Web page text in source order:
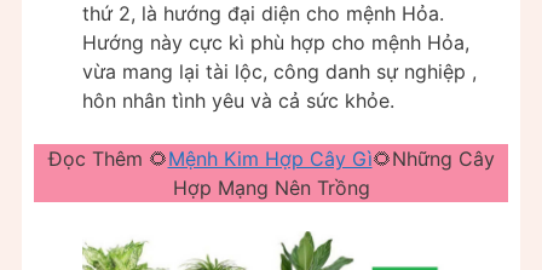
thứ 2, là hướng đại diện cho mệnh Hỏa.
Hướng này cực kì phù hợp cho mệnh Hỏa,
vừa mang lại tài lộc, công danh sự nghiệp ,
hôn nhân tình yêu và cả sức khỏe.
Đọc Thêm 🌻Mệnh Kim Hợp Cây Gì🌻Những Cây
Hợp Mạng Nên Trồng